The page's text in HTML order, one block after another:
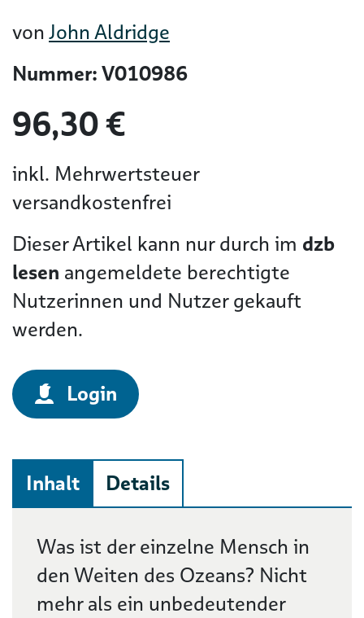
vonJohn Aldridge
Nummer: V010986
96,30 €
inkl. Mehrwertsteuer
versandkostenfrei
Dieser Artikel kann nur durch im dzb
lesen angemeldete berechtigte
Nutzerinnen und Nutzer gekauft
werden.
Login
Inhalt Details
Beschreibung
Was ist der einzelne Mensch in
den Weiten des Ozeans? Nicht
mehr als ein unbedeutender